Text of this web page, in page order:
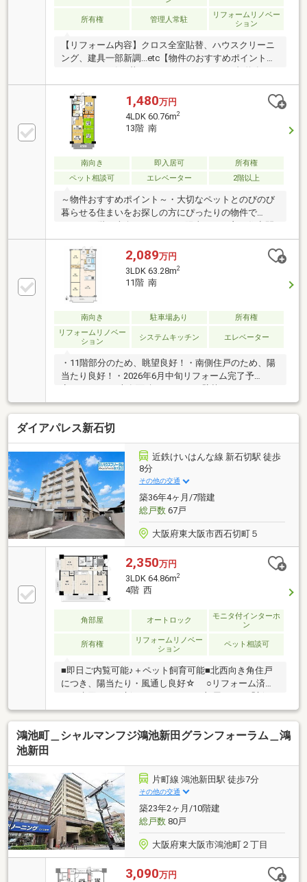
所有権 管理人常駐
リフォームリノベー
ション
【リフォーム内容】クロス全室貼替、ハウスクリーニ
ング、建具一部新調...etc【物件のおすすめポイント】
１２階の為、日当たり、通風、眺望良好！【周辺環
境】■近鉄奈良線『新石切』駅から徒歩18分■関西スー
パー日下店まで約200m 徒歩3分■東大阪市立孔舎衙
小学校まで約730m ・東大阪市立孔舎衙中学校まで約
1630m■「車で送迎！」「今すぐ！」「夜に！」対
応！ 他社・他サイト掲載物件「一気に見学」可！■
その他、各種ご相談も承っております〇住宅ローンの
ご相談〇お住替え、売却相談〇部分的なリフォーム工
1,480万円
4LDK 60.76m2
13階 南
南向き 即入居可
所有権
ペット相談可
エレベーター 2階以上
～物件おすすめポイント～・大切なペットとのびのび
暮らせる住まいをお探しの方にぴったりの物件で
が魅力です。・室内はリフォームしていないため、滑
りにくい床材や消臭クロスなど、 ペットとの暮らし
に合わせた住まいづくりが可能。・部屋数が多く、ケ
ージスペースやペット専用の部屋など、 生活スタイ
ルに応じて使い分けができます。・徒歩2分にスーパ
ーがあり、日々の買い物にも便利。・13階からは大阪
平野を見渡せる開放的な眺望が広がり、 日々の暮ら
しに心地よい景色を添えてくれます。・大切な家族の
一員であるペットと、心地よく暮らせる住まいです。
2,089万円
3LDK 63.28m2
11階 南
南向き 駐車場あり
所有権
リフォームリノベー
ション
システムキッチン エレベーター
・11階部分のため、眺望良好！・南側住戸のため、陽
当たり良好！・2026年6月中旬リフォーム完了予
ター各階停止・新耐震基準のマンション・エアコン全
室設置可能・近隣駐車場空有（月額：10000円／台）~
リフォーム内容~【水回り部】・キッチン新設（食器
洗い乾燥機、3口コンロ搭載）・ユニットバス新設
（浴室乾燥機、追い焚き付）・洗面化粧台新設（3面
鏡、コンセント付）・トイレ新設（温水洗浄搭載）・
洗濯パン新設（ドラム式洗濯機対応）【その他】・フ
ローリング、建具全て新調・クロス全面貼替え・全室
エアコン取付可能
ダイアパレス新石切
近鉄けいはんな線 新石切駅 徒歩
8分
その他の交通
築36年4ヶ月/7階建
総戸数67戸
大阪府東大阪市西石切町５
2,350万円
3LDK 64.86m2
4階 西
角部屋 オートロック
モニタ付インターホ
ン
所有権
リフォームリノベー
ション
ペット相談可
■即日ご内覧可能♪＋ペット飼育可能■北西向き角住戸
につき、陽当たり・風通し良好☆ ○リフォーム済
み！水回りが一新されたきれいなお部屋！ ○「新石
切駅」まで徒歩6分の快適な立地！周辺施設も充実！
鴻池町＿シャルマンフジ鴻池新田グランフォーラム＿鴻
池新田
片町線 鴻池新田駅 徒歩7分
その他の交通
築23年2ヶ月/10階建
総戸数80戸
大阪府東大阪市鴻池町２丁目
3,090万円